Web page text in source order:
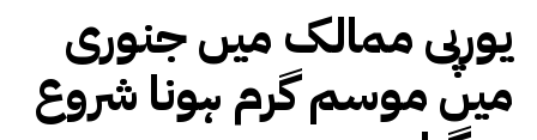
یورپی ممالک میں جنوری
میں موسم گرم ہونا شروع